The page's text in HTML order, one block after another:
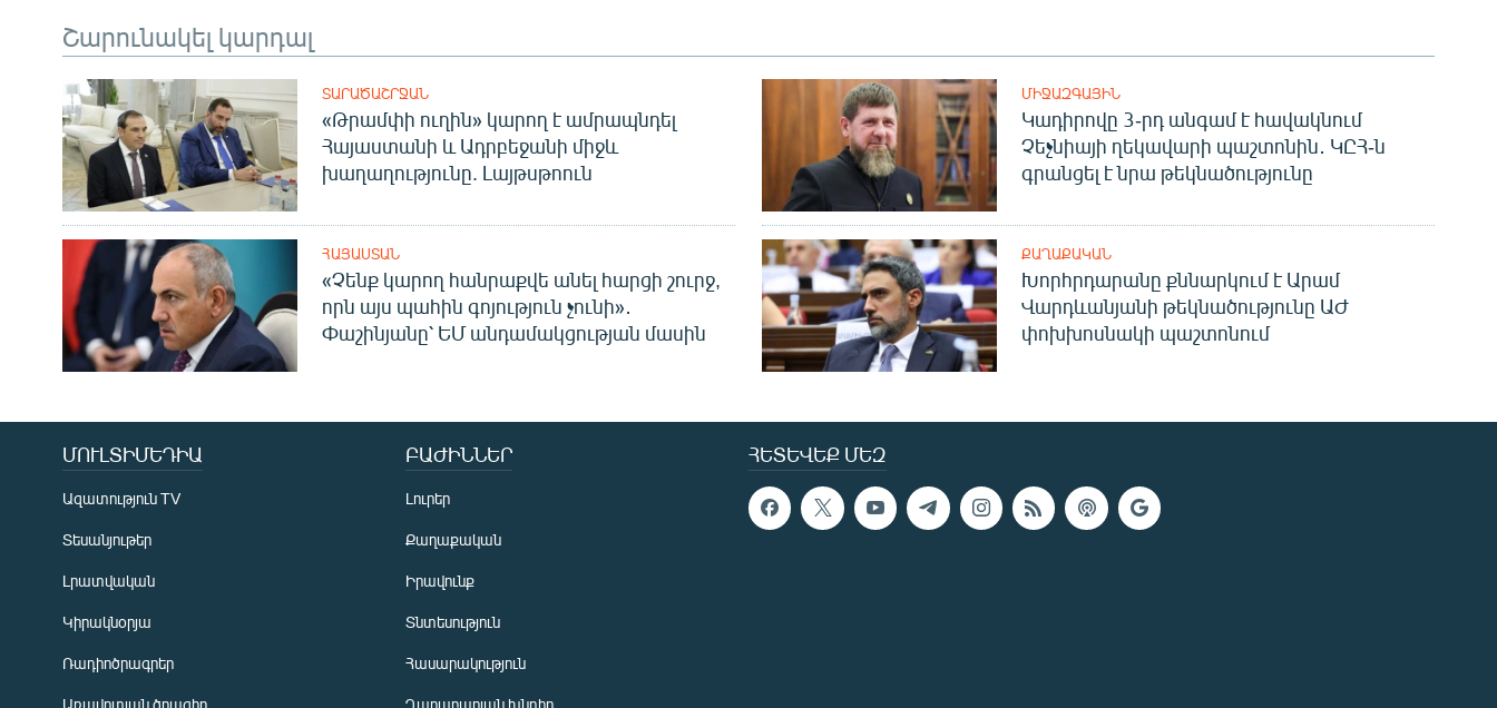
Շարունակել կարդալ
ՏԱՐԱԾԱՇՐՋԱՆ
«Թրամփի ուղին» կարող է ամրապնդել
Հայաստանի և Ադրբեջանի միջև
խաղաղությունը. Լայթսթոուն
ՄԻՋԱԶԳԱՅԻՆ
Կադիրովը 3-րդ անգամ է հավակնում
Չեչնիայի ղեկավարի պաշտոնին․ ԿԸՀ-ն
գրանցել է նրա թեկնածությունը
ՀԱՅԱՍՏԱՆ
«Չենք կարող հանրաքվե անել հարցի շուրջ,
որն այս պահին գոյություն չունի»․
Փաշինյանը՝ ԵՄ անդամակցության մասին
ՔԱՂԱՔԱԿԱՆ
Խորհրդարանը քննարկում է Արամ
Վարդևանյանի թեկնածությունը ԱԺ
փոխխոսնակի պաշտոնում
ՀԵՏԵՎԵՔ ՄԵԶ
ՄՈՒԼՏԻՄԵԴԻԱ
Ազատություն TV
Տեսանյութեր
Լրատվական
Կիրակնօրյա
Ռադիոծրագրեր
ԲԱԺԻՆՆԵՐ
Լուրեր
Քաղաքական
Իրավունք
Տնտեսություն
Հասարակություն